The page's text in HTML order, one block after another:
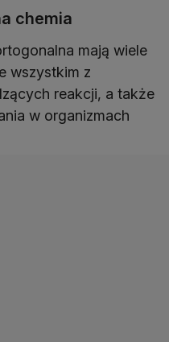
chemia
mają wiele
wszystkim z
reakcji, a także
w organizmach